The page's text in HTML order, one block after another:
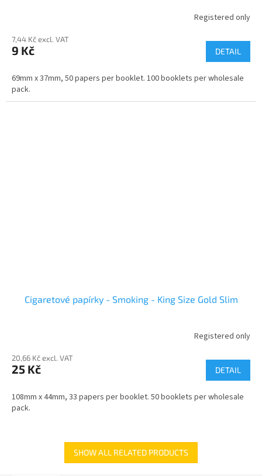
Registered only
7,44 Kč excl. VAT
9 Kč DETAIL
69mm x 37mm, 50 papers per booklet. 100 booklets per wholesale
pack.
Cigaretové papírky - Smoking - King Size Gold Slim
Registered only
20,66 Kč excl. VAT
25 Kč DETAIL
108mm x 44mm, 33 papers per booklet. 50 booklets per wholesale
pack.
SHOW ALL RELATED PRODUCTS